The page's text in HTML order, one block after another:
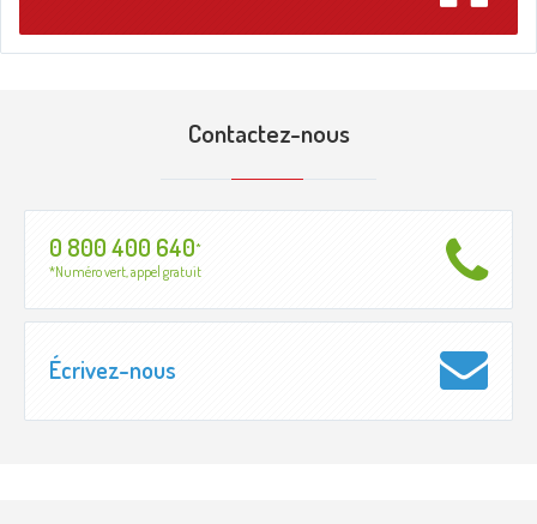
Contactez-nous
0 800 400 640*
*Numéro vert, appel gratuit
Écrivez-nous